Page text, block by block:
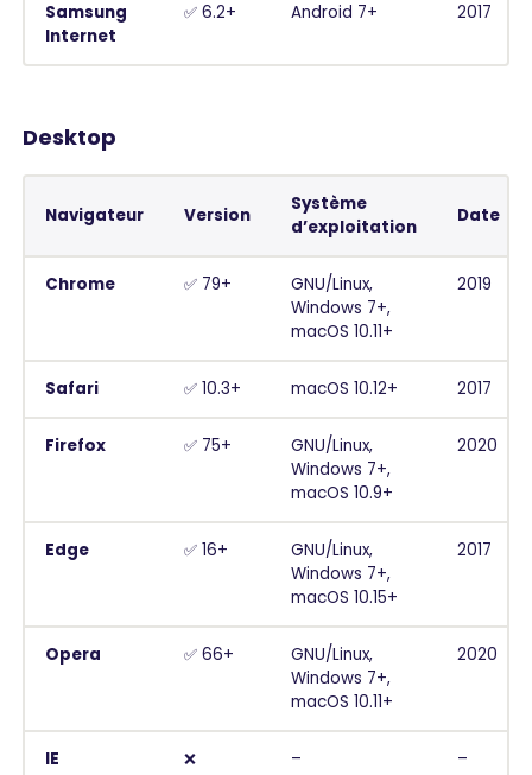
Samsung
Internet
✅ 6.2+ Android 7+ 2017
Desktop
Navigateur Version
Système
d’exploitation
Date
Chrome ✅ 79+
GNU/Linux,
Windows 7+,
macOS 10.11+
2019
Safari ✅ 10.3+ macOS 10.12+ 2017
Firefox ✅ 75+
GNU/Linux,
Windows 7+,
macOS 10.9+
2020
Edge ✅ 16+
GNU/Linux,
Windows 7+,
macOS 10.15+
2017
Opera ✅ 66+
GNU/Linux,
Windows 7+,
macOS 10.11+
2020
IE ❌ – –